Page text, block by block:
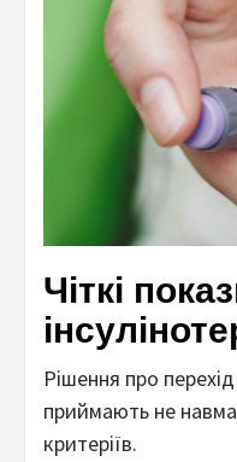
Чіткі
Рішення про перехід
приймають не
критеріїв.